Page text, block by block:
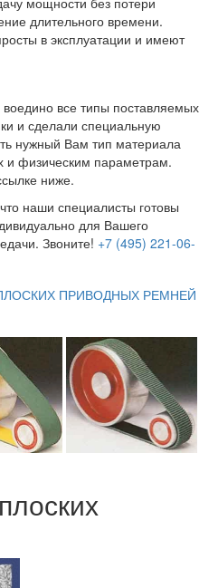
длительного времени.
в эксплуатации и имеют
все типы поставляемых
и сделали специальную
нужный Вам тип материала
и физическим параметрам.
ниже.
наши специалисты готовы
для Вашего
Звоните! +7 (495) 221-06-
ПРИВОДНЫХ РЕМНЕЙ